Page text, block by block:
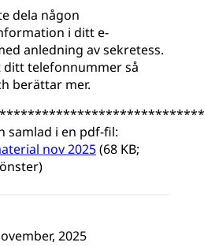
dela någon
i ditt e-
anledning av sekretess.
telefonnummer så
berättar mer.
samlad i en pdf-fil:
nov 2025(68 KB;
2025